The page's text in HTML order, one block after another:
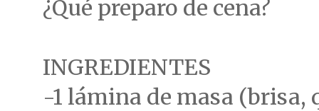
¿Qué preparo de cena?
INGREDIENTES
-1 lámina de masa (brisa,